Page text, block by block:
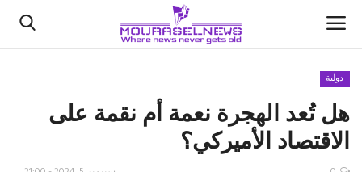
الأخبار
كتّابنا
دولية
هل تُعد الهجرة نعمة أم نقمة على
الاقتصاد الأميركي؟